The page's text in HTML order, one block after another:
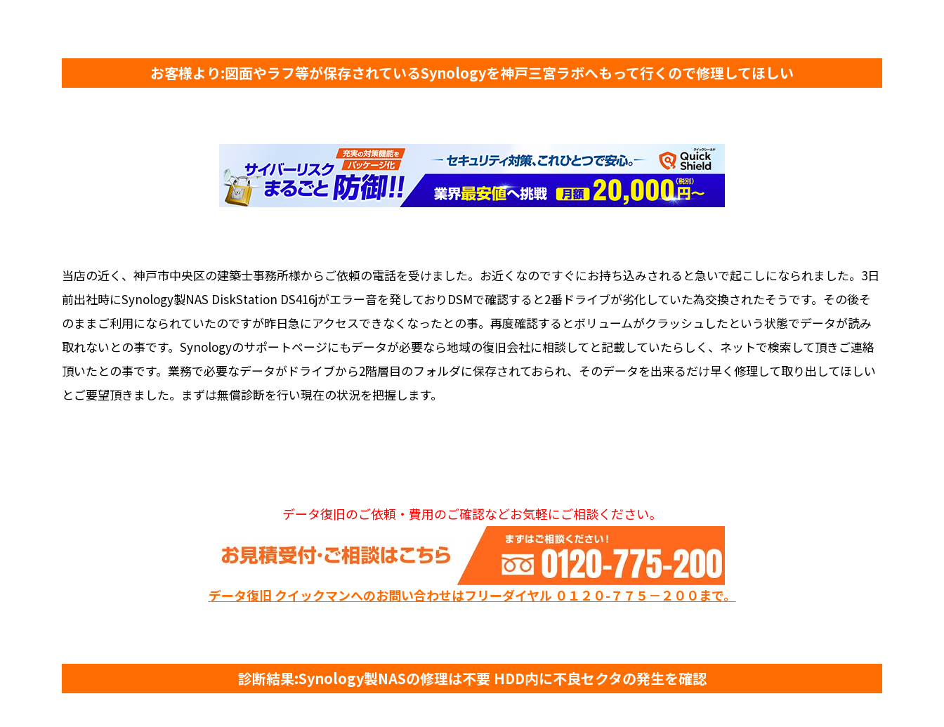
お客様より:図面やラフ等が保存されているSynologyを神戸三宮ラボへもって行くので修理してほしい
当店の近く、神戸市中央区の建築士事務所様からご依頼の電話を受けました。お近くなのですぐにお持ち込みされると急いで起こしになられました。3日
前出社時にSynology製NAS DiskStation DS416jがエラー音を発しておりDSMで確認すると2番ドライブが劣化していた為交換されたそうです。その後そ
のままご利用になられていたのですが昨日急にアクセスできなくなったとの事。再度確認するとボリュームがクラッシュしたという状態でデータが読み
取れないとの事です。Synologyのサポートページにもデータが必要なら地域の復旧会社に相談してと記載していたらしく、ネットで検索して頂きご連絡
頂いたとの事です。業務で必要なデータがドライブから2階層目のフォルダに保存されておられ、そのデータを出来るだけ早く修理して取り出してほしい
とご要望頂きました。まずは無償診断を行い現在の状況を把握します。
データ復旧のご依頼・費用のご確認などお気軽にご相談ください。
データ復旧 クイックマンへのお問い合わせはフリーダイヤル ０１２０-７７５－２００まで。
診断結果:Synology製NASの修理は不要 HDD内に不良セクタの発生を確認